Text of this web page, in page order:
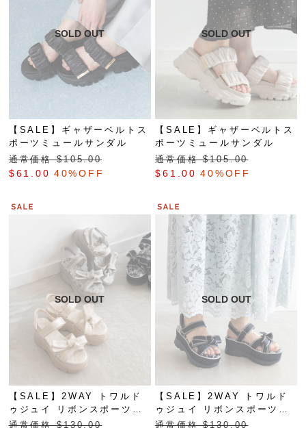
【SALE】ギャザーベルトス
ポーツミュールサンダル
通常価格 $‌105.00
$‌61.00 40%OFF
【SALE】ギャザーベルトス
ポーツミュールサンダル
通常価格 $‌105.00
$‌61.00 40%OFF
【SALE】2WAY トワルド
ゥジュイ リボンスポーツサ
ンダル
通常価格 $‌130.00
【SALE】2WAY トワルド
ゥジュイ リボンスポーツサ
ンダル
通常価格 $‌130.00